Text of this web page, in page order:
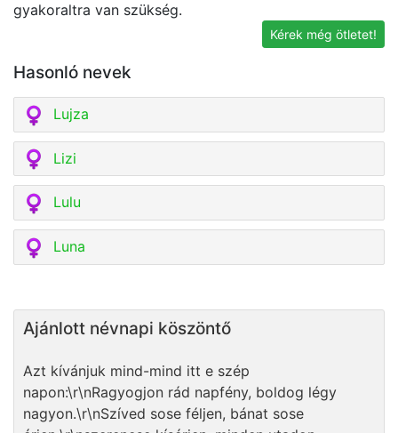
gyakoraltra van szükség.
Kérek még ötletet!
Hasonló nevek
Lujza
Lizi
Lulu
Luna
Ajánlott névnapi köszöntő
Azt kívánjuk mind-mind itt e szép
napon:\r\nRagyogjon rád napfény, boldog légy
nagyon.\r\nSzíved sose féljen, bánat sose